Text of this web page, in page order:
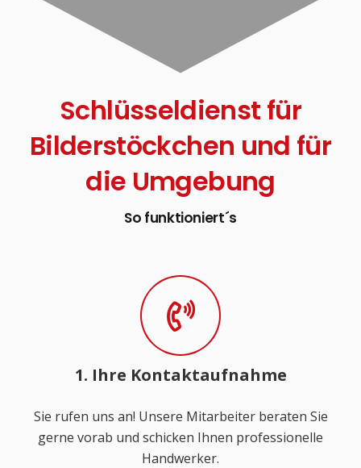
Schlüsseldienst für
Bilderstöckchen und für
die Umgebung
So funktioniert´s
1. Ihre Kontaktaufnahme
Sie rufen uns an! Unsere Mitarbeiter beraten Sie
gerne vorab und schicken Ihnen professionelle
Handwerker.